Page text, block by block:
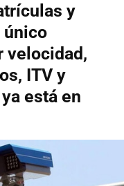
y
único
velocidad,
ITV y
está en